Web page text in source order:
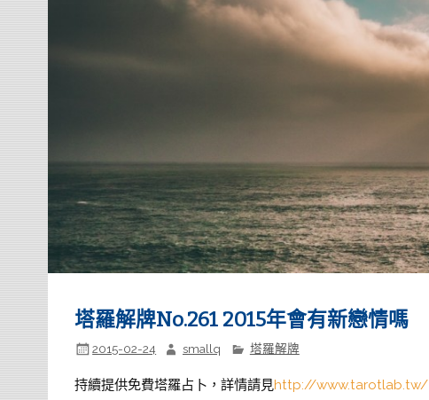
塔羅解牌No.261 2015年會有新戀情嗎
2015-02-24 smallq 塔羅解牌
持續提供免費塔羅占卜，詳情請見http://www.tarotlab.tw/